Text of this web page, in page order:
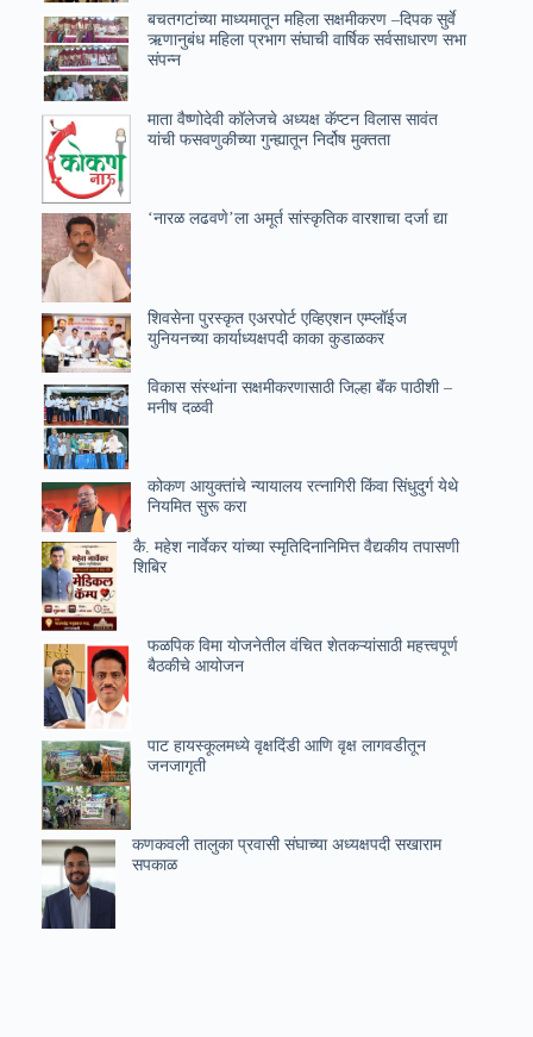
बचतगटांच्या माध्यमातून महिला सक्षमीकरण –दिपक सुर्वे
ऋणानुबंध महिला प्रभाग संघाची वार्षिक सर्वसाधारण सभा
संपन्न
माता वैष्णोदेवी कॉलेजचे अध्यक्ष कॅप्टन विलास सावंत
यांची फसवणुकीच्या गुन्ह्यातून निर्दोष मुक्तता
‘नारळ लढवणे’ला अमूर्त सांस्कृतिक वारशाचा दर्जा द्या
शिवसेना पुरस्कृत एअरपोर्ट एव्हिएशन एम्प्लॉईज
युनियनच्या कार्याध्यक्षपदी काका कुडाळकर
विकास संस्थांना सक्षमीकरणासाठी जिल्हा बॅंक पाठीशी –
मनीष दळवी
कोकण आयुक्तांचे न्यायालय रत्नागिरी किंवा सिंधुदुर्ग येथे
नियमित सुरू करा
कै. महेश नार्वेकर यांच्या स्मृतिदिनानिमित्त वैद्यकीय तपासणी
शिबिर
फळपिक विमा योजनेतील वंचित शेतकऱ्यांसाठी महत्त्वपूर्ण
बैठकीचे आयोजन
पाट हायस्कूलमध्ये वृक्षदिंडी आणि वृक्ष लागवडीतून
जनजागृती
कणकवली तालुका प्रवासी संघाच्या अध्यक्षपदी सखाराम
सपकाळ